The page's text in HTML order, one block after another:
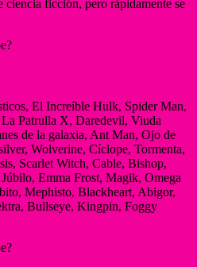
ciencia ficción, pero rápidamente se
El Increíble Hulk, Spider Man,
Patrulla X, Daredevil, Viuda
de la galaxia, Ant Man, Ojo de
Wolverine, Cíclope, Tormenta,
Scarlet Witch, Cable, Bishop,
Emma Frost, Magik, Omega
Mephisto, Blackheart, Abigor,
Bullseye, Kingpin, Foggy